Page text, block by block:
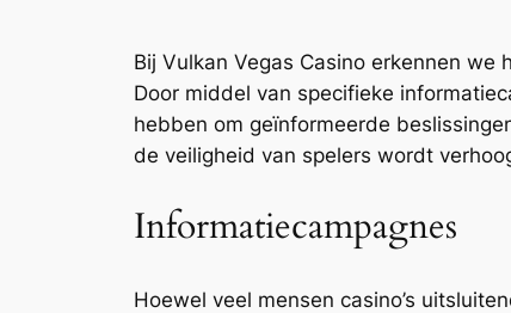
Bij Vulkan Vegas Casino erkennen
Door middel van specifieke
hebben om geïnformeerde
de veiligheid van spelers wordt
Informatiecampagnes
Hoewel veel mensen casino’s